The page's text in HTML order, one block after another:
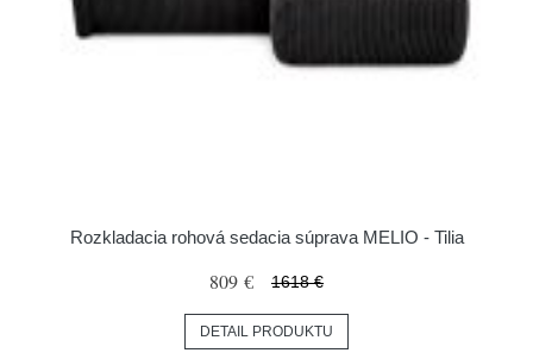
Rozkladacia rohová sedacia súprava MELIO - Tilia
809 € 1618 €
DETAIL PRODUKTU